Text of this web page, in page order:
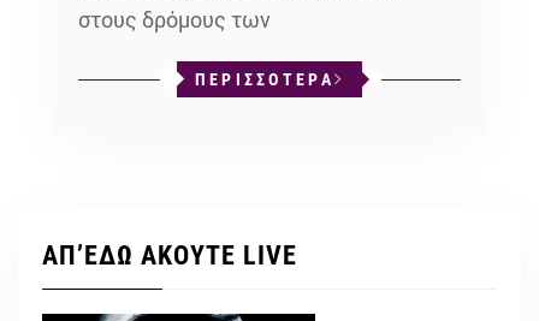
στους δρόμους των
ΠΕΡΙΣΣΟΤΕΡΑ
ΑΠ’ΕΔΩ ΑΚΟΥΤΕ LIVE